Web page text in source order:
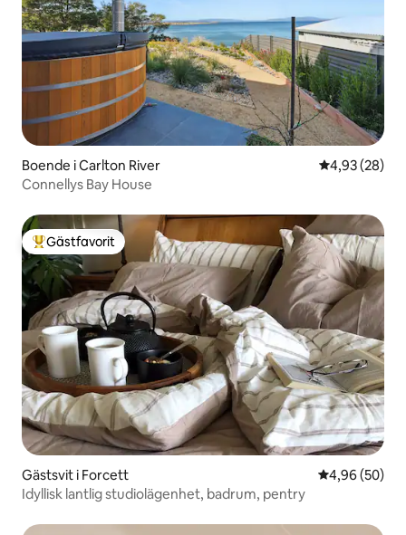
Boende i Carlton River 4,93 av 5 i
4,93 (28)
Connellys Bay House
Populär gästfavorit
Gästfavorit
Gästsvit i Forcett 4,96 av 5 i
4,96 (50)
Idyllisk lantlig studiolägenhet, badrum, pentry